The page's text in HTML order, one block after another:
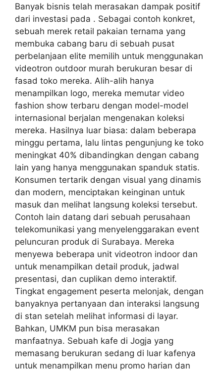
Banyak bisnis telah merasakan dampak positif
dari investasi pada . Sebagai contoh konkret,
sebuah merek retail pakaian ternama yang
membuka cabang baru di sebuah pusat
perbelanjaan elite memilih untuk menggunakan
videotron outdoor murah berukuran besar di
fasad toko mereka. Alih-alih hanya
menampilkan logo, mereka memutar video
fashion show terbaru dengan model-model
internasional berjalan mengenakan koleksi
mereka. Hasilnya luar biasa: dalam beberapa
minggu pertama, lalu lintas pengunjung ke toko
meningkat 40% dibandingkan dengan cabang
lain yang hanya menggunakan spanduk statis.
Konsumen tertarik dengan visual yang dinamis
dan modern, menciptakan keinginan untuk
masuk dan melihat langsung koleksi tersebut.
Contoh lain datang dari sebuah perusahaan
telekomunikasi yang menyelenggarakan event
peluncuran produk di Surabaya. Mereka
menyewa beberapa unit videotron indoor dan
untuk menampilkan detail produk, jadwal
presentasi, dan cuplikan demo interaktif.
Tingkat engagement peserta melonjak, dengan
banyaknya pertanyaan dan interaksi langsung
di stan setelah melihat informasi di layar.
Bahkan, UMKM pun bisa merasakan
manfaatnya. Sebuah kafe di Jogja yang
memasang berukuran sedang di luar kafenya
untuk menampilkan menu promo harian dan